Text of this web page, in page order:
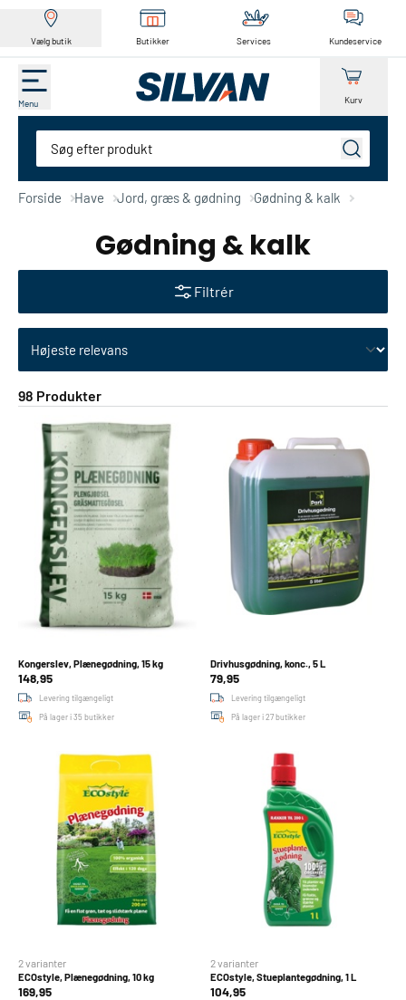
Vælg butik Butikker Services Kundeservice
Menu Kurv
Søg
Forside Have Jord, græs & gødning Gødning & kalk
Gødning & kalk
Filtrér
98 Produkter
Kongerslev, Plænegødning, 15 kg
148,95
Levering tilgængeligt
På lager i 35 butikker
Drivhusgødning, konc., 5 L
79,95
Levering tilgængeligt
På lager i 27 butikker
ECOstyle, Plænegødning, 10 kg
2 varianter
169,95
ECOstyle, Stueplantegødning, 1 L
2 varianter
104,95